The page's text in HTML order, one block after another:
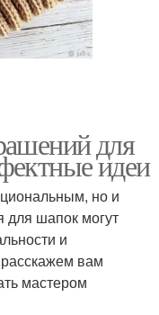
для
идеи
но и
шапок могут
и
вам
мастером